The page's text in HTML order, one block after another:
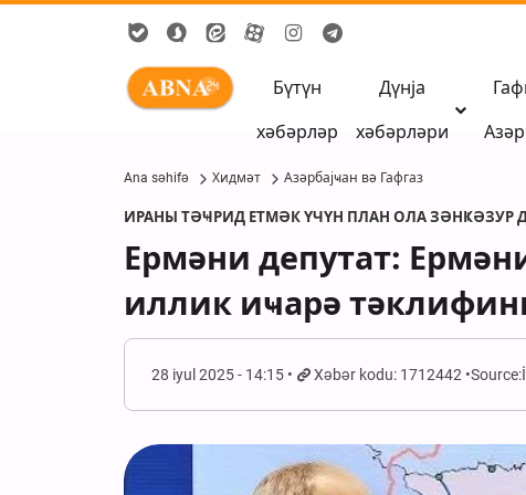
Бүтүн
хәбәрләр
Дүнја
хәбәрләри
Ana səhifə Хидмәт Азәрбајҹан вә Гафгаз
ИРАНЫ ТӘҸРИД ЕТМӘК ҮЧҮН ПЛАН ОЛА ЗӘНҜӘЗУР
Ермәни депутат:
иллик иҹарә
28 iyul 2025 - 14:15 Xəbər kodu: 1712442 Source: